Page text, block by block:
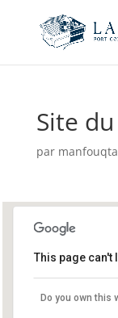
Site
par
Site du
This page can't
Do you own this